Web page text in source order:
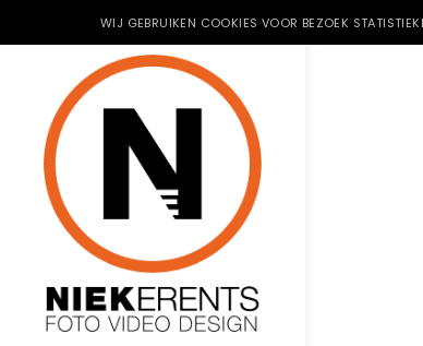
WIJ GEBRUIKEN COOKIES VOOR BEZOEK